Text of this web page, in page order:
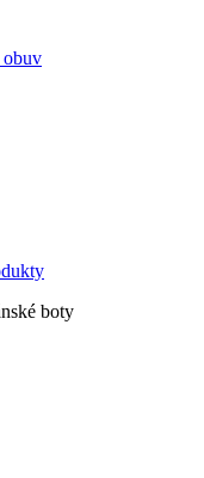
obuv
boty